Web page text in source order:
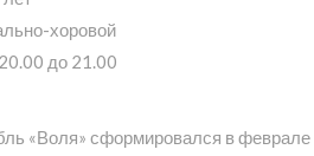
хоровой
до 21.00
«Воля» сформировался в феврале